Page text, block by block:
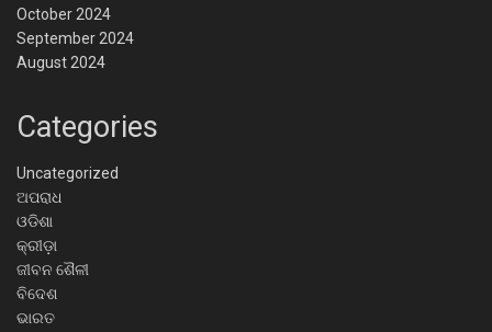
October 2024
September 2024
August 2024
Categories
Uncategorized
ଅପରାଧ
ଓଡିଶା
କ୍ରୀଡ଼ା
ଜୀବନ ଶୈଳୀ
ବିଦେଶ
ଭାରତ